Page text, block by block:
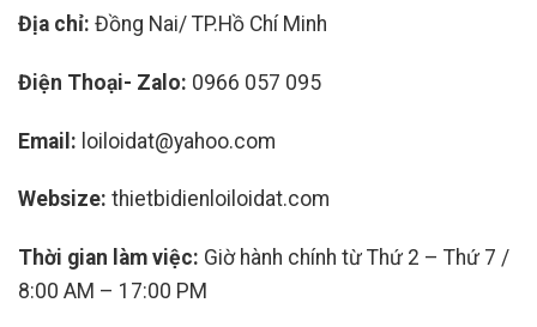
Địa chỉ: Đồng Nai/ TP.Hồ Chí Minh
Điện Thoại- Zalo: 0966 057 095
Email: loiloidat@yahoo.com
Websize: thietbidienloiloidat.com
Thời gian làm việc: Giờ hành chính từ Thứ 2 – Thứ 7 /
8:00 AM – 17:00 PM